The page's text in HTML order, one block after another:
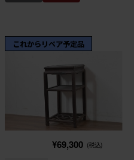
これからリペア予定品
¥69,300 (税込)